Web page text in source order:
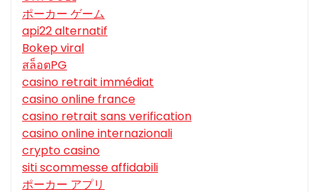
ポーカー ゲーム
api22 alternatif
Bokep viral
สล็อตPG
casino retrait immédiat
casino online france
casino retrait sans verification
casino online internazionali
crypto casino
siti scommesse affidabili
ポーカー アプリ